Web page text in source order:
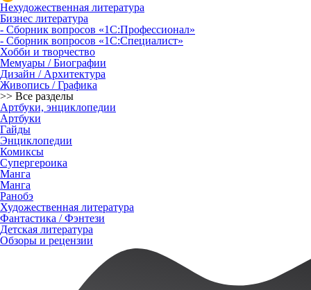
Нехудожественная литература
Бизнес литература
- Сборник вопросов «1С:Профессионал»
- Сборник вопросов «1С:Специалист»
Хобби и творчество
Мемуары / Биографии
Дизайн / Архитектура
Живопись / Графика
>> Все разделы
Артбуки, энциклопедии
Артбуки
Гайды
Энциклопедии
Комиксы
Супергероика
Манга
Манга
Ранобэ
Художественная литература
Фантастика / Фэнтези
Детская литература
Обзоры и рецензии